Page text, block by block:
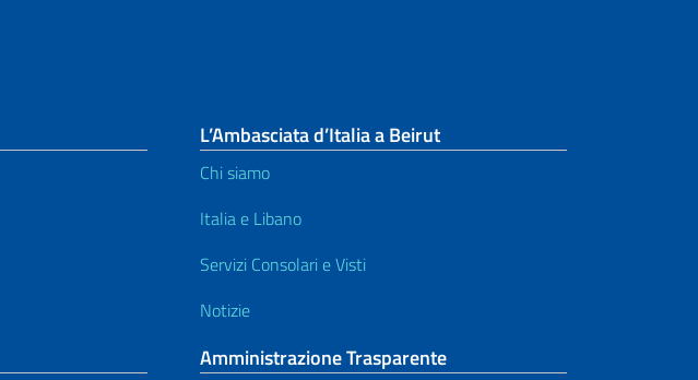
L’Ambasciata d’Italia a Beirut
Chi siamo
Italia e Libano
Servizi Consolari e Visti
Notizie
Amministrazione Trasparente